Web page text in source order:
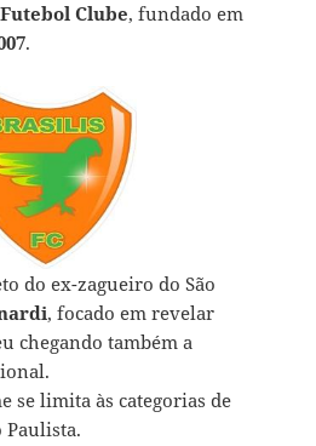
Clube, fundado em
.
do ex-zagueiro do São
, focado em revelar
chegando também a
se limita às categorias de
Paulista.